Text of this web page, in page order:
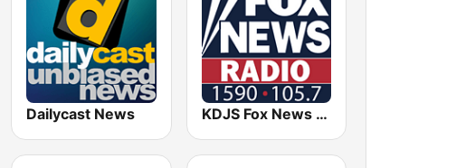
Dailycast News KDJS Fox News Radio 1590 / 105.7